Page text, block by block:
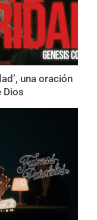
una oración
Dios